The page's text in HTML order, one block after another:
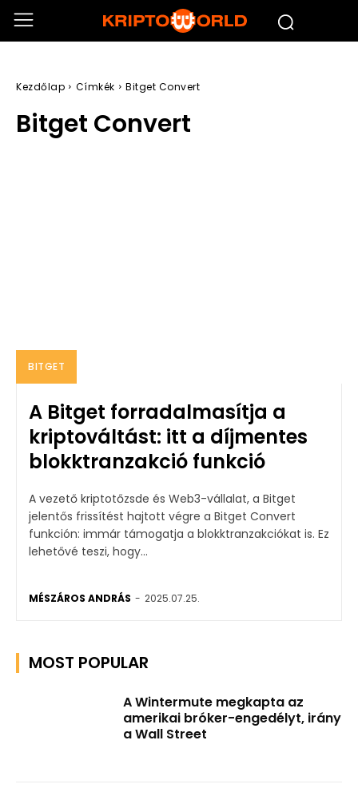
Kezdőlap Címkék Bitget Convert
Bitget Convert
BITGET
A Bitget forradalmasítja a
kriptováltást: itt a díjmentes
blokktranzakció funkció
A vezető kriptotőzsde és Web3-vállalat, a Bitget
jelentős frissítést hajtott végre a Bitget Convert
funkción: immár támogatja a blokktranzakciókat is. Ez
lehetővé teszi, hogy...
MÉSZÁROS ANDRÁS - 2025.07.25.
MOST POPULAR
A Wintermute megkapta az
amerikai bróker-engedélyt, irány
a Wall Street